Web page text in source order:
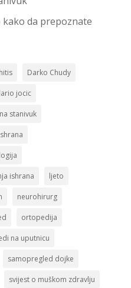
kako da prepoznate
Darko Chudy
jocic
stanivuk
ishrana ljeto
neurohirurg
ortopedija
na uputnicu
samopregled dojke
svijest o muškom zdravlju